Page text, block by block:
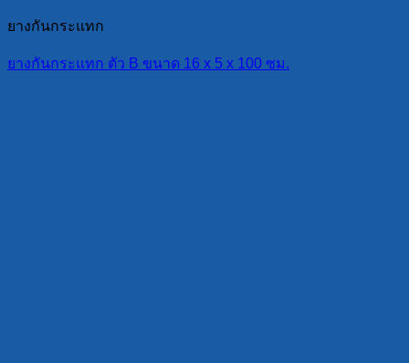
ยางกันกระแทก
ยางกันกระแทก ตัว B ขนาด 16 x 5 x 100 ซม.